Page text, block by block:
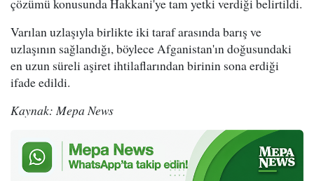
çözümü konusunda Hakkani'ye tam yetki verdiği belirtildi.
Varılan uzlaşıyla birlikte iki taraf arasında barış ve
uzlaşının sağlandığı, böylece Afganistan'ın doğusundaki
en uzun süreli aşiret ihtilaflarından birinin sona erdiği
ifade edildi.
Kaynak: Mepa News